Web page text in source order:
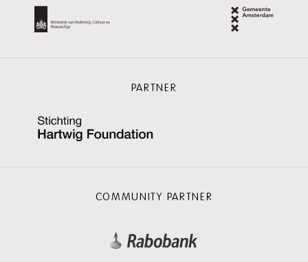
PARTNER
COMMUNITY PARTNER